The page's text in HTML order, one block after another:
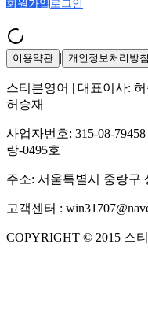
회원가입 로그인
이용약관 | 개인정보처리방침
스티븐영어 | 대표이사: 허
허승재
사업자번호: 315-08-79458
랑-0495호
주소: 서울특별시 중랑구
고객센터 :
COPYRIGHT © 2015 스